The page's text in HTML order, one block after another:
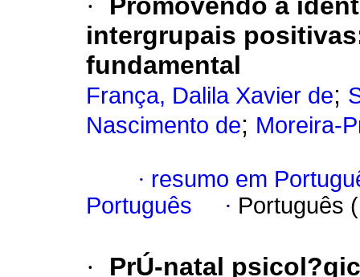
·
Promovendo a
intergrupais positivas
fundamental
França, Dalila Xavier de;
Nascimento de; Moreira-
· resumo em
Português
· Português
·
PrÚ-natal